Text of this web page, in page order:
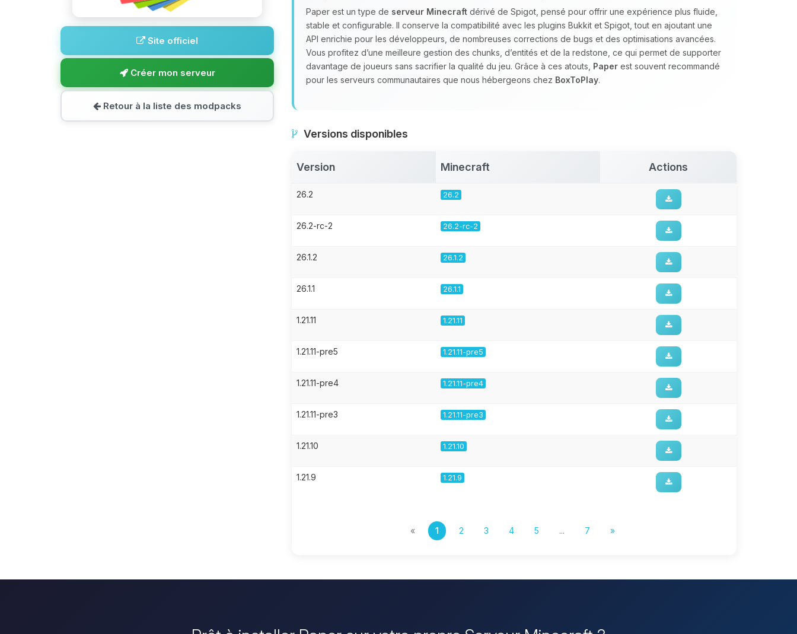
Site officiel
Créer mon serveur
Retour à la liste des modpacks
Paper est un type de serveur Minecraft dérivé de Spigot, pensé pour offrir une expérience plus fluide,
stable et configurable. Il conserve la compatibilité avec les plugins Bukkit et Spigot, tout en ajoutant une
API enrichie pour les développeurs, de nombreuses corrections de bugs et des optimisations avancées.
Vous profitez d’une meilleure gestion des chunks, d’entités et de la redstone, ce qui permet de supporter
davantage de joueurs sans sacrifier la qualité du jeu. Grâce à ces atouts, Paper est souvent recommandé
pour les serveurs communautaires que nous hébergeons chez BoxToPlay.
Versions disponibles
Version Minecraft Actions
26.2 26.2
26.2-rc-2 26.2-rc-2
26.1.2 26.1.2
26.1.1 26.1.1
1.21.11 1.21.11
1.21.11-pre5 1.21.11-pre5
1.21.11-pre4 1.21.11-pre4
1.21.11-pre3 1.21.11-pre3
1.21.10 1.21.10
1.21.9 1.21.9
« 1 2 3 4 5 ... 7 »